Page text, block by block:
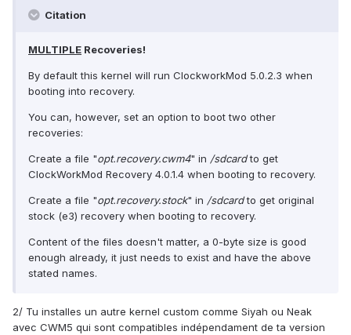
Citation
MULTIPLE Recoveries!
By default this kernel will run ClockworkMod 5.0.2.3 when
booting into recovery.
You can, however, set an option to boot two other
recoveries:
Create a file "opt.recovery.cwm4" in /sdcardto get
ClockWorkMod Recovery 4.0.1.4 when booting to recovery.
Create a file "opt.recovery.stock" in /sdcardto get original
stock (e3) recovery when booting to recovery.
Content of the files doesn't matter, a 0-byte size is good
enough already, it just needs to exist and have the above
stated names.
2/ Tu installes un autre kernel custom comme Siyah ou Neak
avec CWM5 qui sont compatibles indépendament de ta version